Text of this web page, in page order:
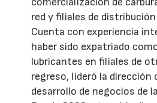
red y filiales de
Cuenta con experiencia
haber sido expatriado
lubricantes en filiales de
regreso, lideró la dirección
desarrollo de negocios de